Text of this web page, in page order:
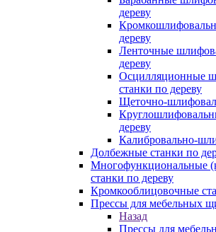
дереву
дереву
Ленточные
дереву
Осцилляционные
станки по дереву
Щеточно-
дереву
Калибровально-
Долбежные станки по
Многофункциональные
станки по дереву
Кромкооблицовочные
Прессы для мебельных
Назад
Прессы для